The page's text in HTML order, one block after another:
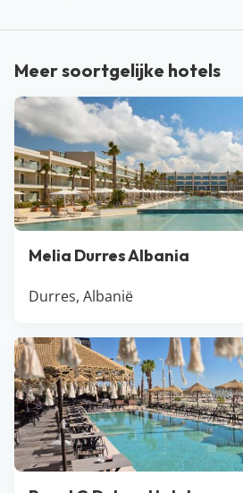
The Blue Eye zeker iets om aan
voegen. Zoals je leest is er genoeg
Albanië. Laat die fantastische
Meer soortgelijke hotels
Melia Durres Albania
Durres, Albanië